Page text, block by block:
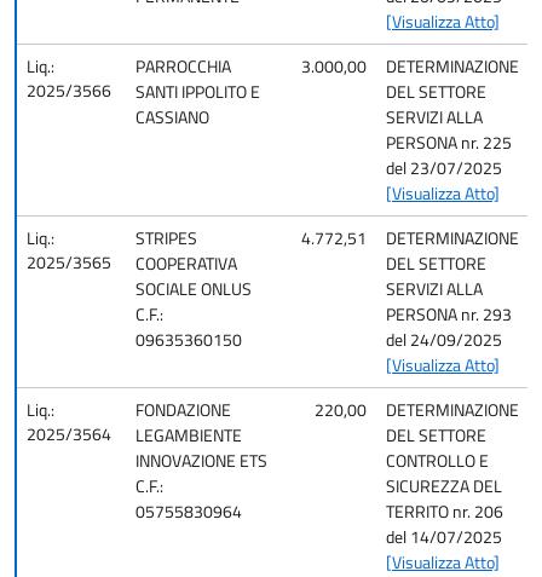
[Visualizza Atto]
Liq.:
2025/3566
PARROCCHIA
SANTI IPPOLITO E
CASSIANO
3.000,00
DETERMINAZIONE
DEL SETTORE
SERVIZI ALLA
PERSONA nr. 225
del 23/07/2025
[Visualizza Atto]
Liq.:
2025/3565
STRIPES
COOPERATIVA
SOCIALE ONLUS
C.F.:
09635360150
4.772,51
DETERMINAZIONE
DEL SETTORE
SERVIZI ALLA
PERSONA nr. 293
del 24/09/2025
[Visualizza Atto]
Liq.:
2025/3564
FONDAZIONE
LEGAMBIENTE
INNOVAZIONE ETS
C.F.:
05755830964
220,00
DETERMINAZIONE
DEL SETTORE
CONTROLLO E
SICUREZZA DEL
TERRITO nr. 206
del 14/07/2025
[Visualizza Atto]